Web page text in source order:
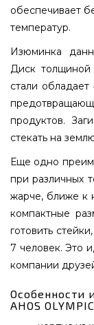
обеспечивает
температур.
Изюминка
Диск
стали
продуктов.
стекать на
Еще одно
при различных
жарче, ближе к
компактные
готовить
7 человек. Это
компании
Особенности
AHOS